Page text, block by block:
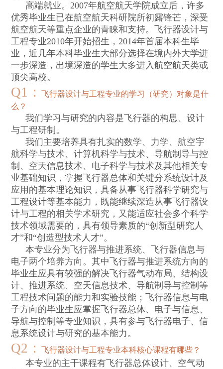
高端就业。2007年航空航天学院成立后，许多
优秀毕业生已在航空航天科研院所初露锋芒，深受
航空航天等重点企业的青睐和支持。飞行器设计与
工程专业2010年开始招生，2014年首届本科生毕
业，近几年本科毕业生大部分选择在境内外大学进
一步深造，出境深造的学生大多进入航空航天类或
顶尖高校。
Q1 ：飞行器设计与工程专业的学习（研究）对象是什
么？
我们学习与研究的内容是飞行器的构思、设计
与工程研制。
我们主要培养具有扎实的数学、力学、航空宇
航科学与技术、计算机科学与技术、导航制导与控
制、空天信息技术、电子科学与技术及其他相关专
业基础知识，掌握飞行器总体和关键分系统设计及
应用的基本理论知识，具备从事飞行器科学研究与
工程设计等基本能力，既能继续深造从事飞行器设
计与工程的相关学术研究，又能适应社会多个科学
技术领域需要的，具有领导素质的“创新型研究人
才”和“创造型技术人才”。
本专业分为飞行器与推进系统、飞行器信息与
电子两个培养方向。其中飞行器与推进系统方向的
毕业生应具有较强的解决飞行器气动布局、结构设
计、推进系统、空天信息技术、导航制导与控制等
工程技术问题的能力和实验技能；飞行器信息与电
子方向的毕业生应掌握飞行器总体、电子与信息、
导航与控制等专业知识，具有参与飞行器电子、信
息系统设计与研究的基本能力。
Q2 ：飞行器设计与工程专业本科核心课程有哪些？
本专业的主干课程有飞行器总体设计、空气动